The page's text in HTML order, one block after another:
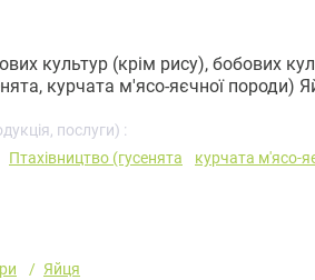
культур (крім рису), бобових
курчата м'ясо-яєчної породи)
послуги) :
Птахівництво (гусенята курчата м'ясо-
Яйця